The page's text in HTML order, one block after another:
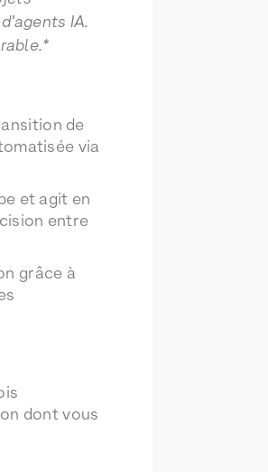
IA.
de
via
et agit en
entre
grâce à
dont vous